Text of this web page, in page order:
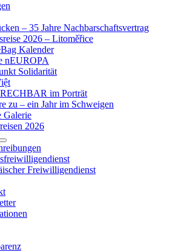
– 35 Jahre Nachbarschaftsvertrag
2026 – Litoměřice
Kalender
nEUROPA
Solidarität
im Porträt
zu – ein Jahr im Schweigen
Galerie
2026
Freiwilligendienst